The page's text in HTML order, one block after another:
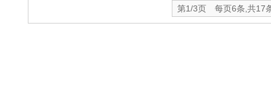
第1/3页 每页6条,共17